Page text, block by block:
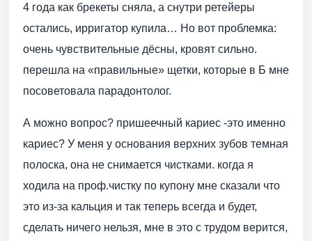
4 года как брекеты сняла, а снутри ретейеры
остались, ирригатор купила… Но вот проблемка:
очень чувствительные дёсны, кровят сильно.
перешла на «правильные» щетки, которые в Б мне
посоветовала парадонтолог.
А можно вопрос? пришеечный кариес -это именно
кариес? У меня у основания верхних зубов темная
полоска, она не снимается чистками. когда я
ходила на проф.чистку по купону мне сказали что
это из-за кальция и так теперь всегда и будет,
сделать ничего нельзя, мне в это с трудом верится,